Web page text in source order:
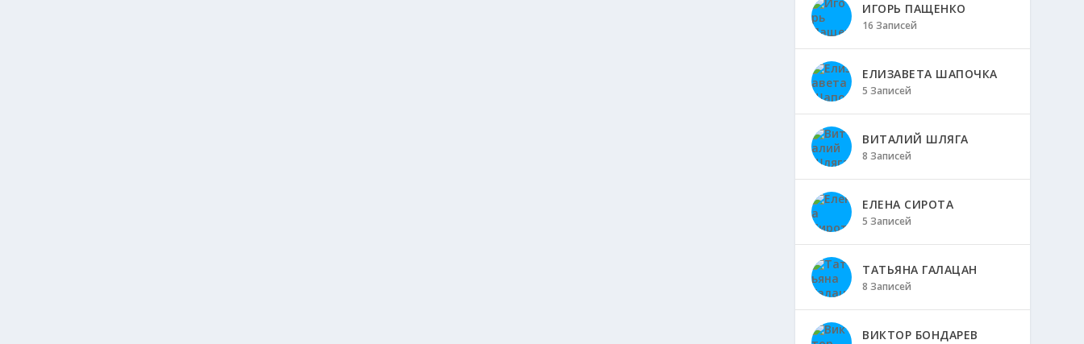
ИГОРЬ ПАЩЕНКО
16 Записей
ЕЛИЗАВЕТА ШАПОЧКА
5 Записей
ВИТАЛИЙ ШЛЯГА
8 Записей
ЕЛЕНА СИРОТА
5 Записей
ТАТЬЯНА ГАЛАЦАН
8 Записей
ВИКТОР БОНДАРЕВ